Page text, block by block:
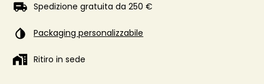
Spedizione gratuita da 250 €
Packaging personalizzabile
Ritiro in sede